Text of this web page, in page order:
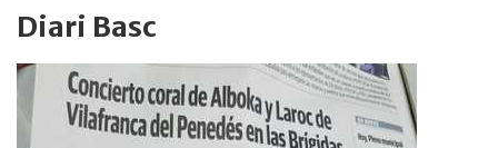
Diari Basc